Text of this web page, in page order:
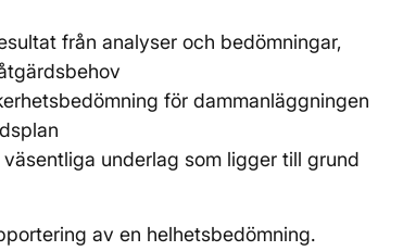
från analyser och bedömningar,
för dammanläggningen
underlag som ligger till grund
av en helhetsbedömning.